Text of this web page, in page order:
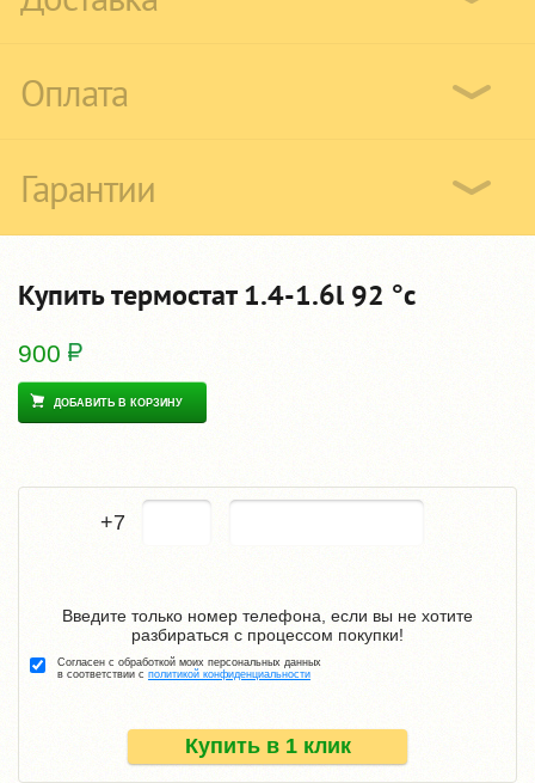
Оплата
Гарантии
Купить термостат 1.4-1.6l 92 °c
900
ДОБАВИТЬ В КОРЗИНУ
+7
Купить в 1 клик
Введите только номер телефона, если вы не хотите
разбираться с процессом покупки!
Согласен с обработкой моих персональных данных
в соответствии с политикой конфиденциальности